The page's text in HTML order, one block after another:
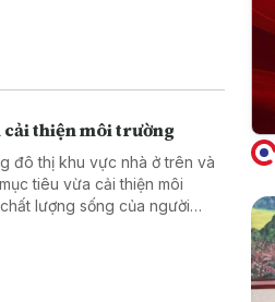
cải thiện môi trường
đô thị khu vực nhà ở trên và
tiêu vừa cải thiện môi
lượng sống của người